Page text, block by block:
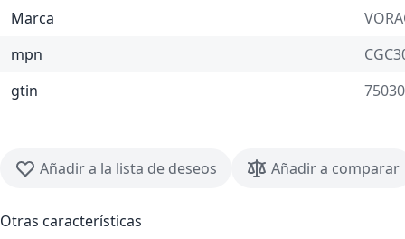
Marca
mpn
gtin
Añadir a la lista de deseos Añadir a comparar
Otras características